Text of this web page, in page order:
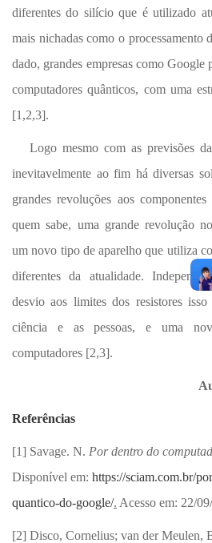
diferentes do silício que é utilizado
mais nichadas como o processamento
dado, grandes empresas como Google
computadores quânticos, com uma
[1,2,3].
Logo mesmo com as previsões
inevitavelmente ao fim há diversas
grandes revoluções aos
quem sabe, uma grande revolução
um novo tipo de aparelho que utiliza
diferentes da atualidade.
desvio aos limites dos resistores
ciência e as pessoas, e uma
computadores [2,3].
Referências
[1] Savage. N. Por dentro do
Disponível em: https://sciam.com.br/
quantico-do-google/. Acesso em: 22/
[2] Disco, Cornelius; van der Meulen,